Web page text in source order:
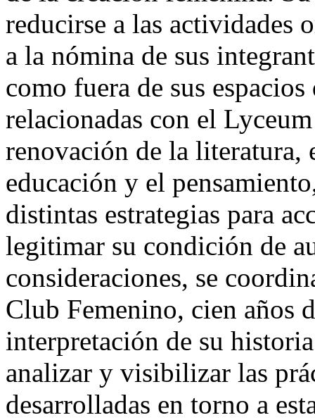
reducirse a las actividades
a la nómina de sus
como fuera de sus
relacionadas con el
renovación de la literatura,
educación y el
distintas estrategias para
legitimar su condición de
consideraciones, se
Club Femenino, cien años
interpretación de su
analizar y visibilizar las
desarrolladas en torno a